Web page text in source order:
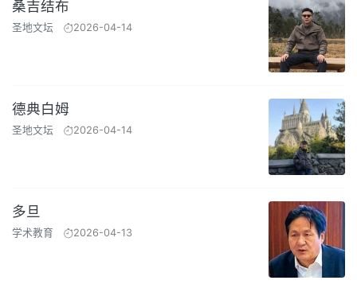
桑吉结布
圣地文坛 2026-04-14
德典白姆
圣地文坛 2026-04-14
多旦
学术教育 2026-04-13